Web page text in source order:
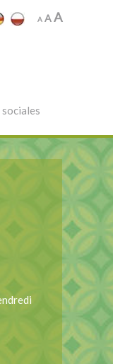
A Decrease
A Reset
AIncrease